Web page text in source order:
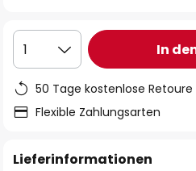
1 In
50 Tage kostenlose Retoure
Flexible Zahlungsarten
Lieferinformationen